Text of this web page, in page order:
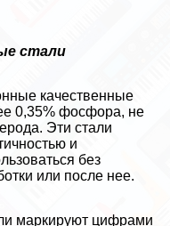
стали
качественные
0,35% фосфора, не
Эти стали
и
без
или после нее.
маркируют цифрами